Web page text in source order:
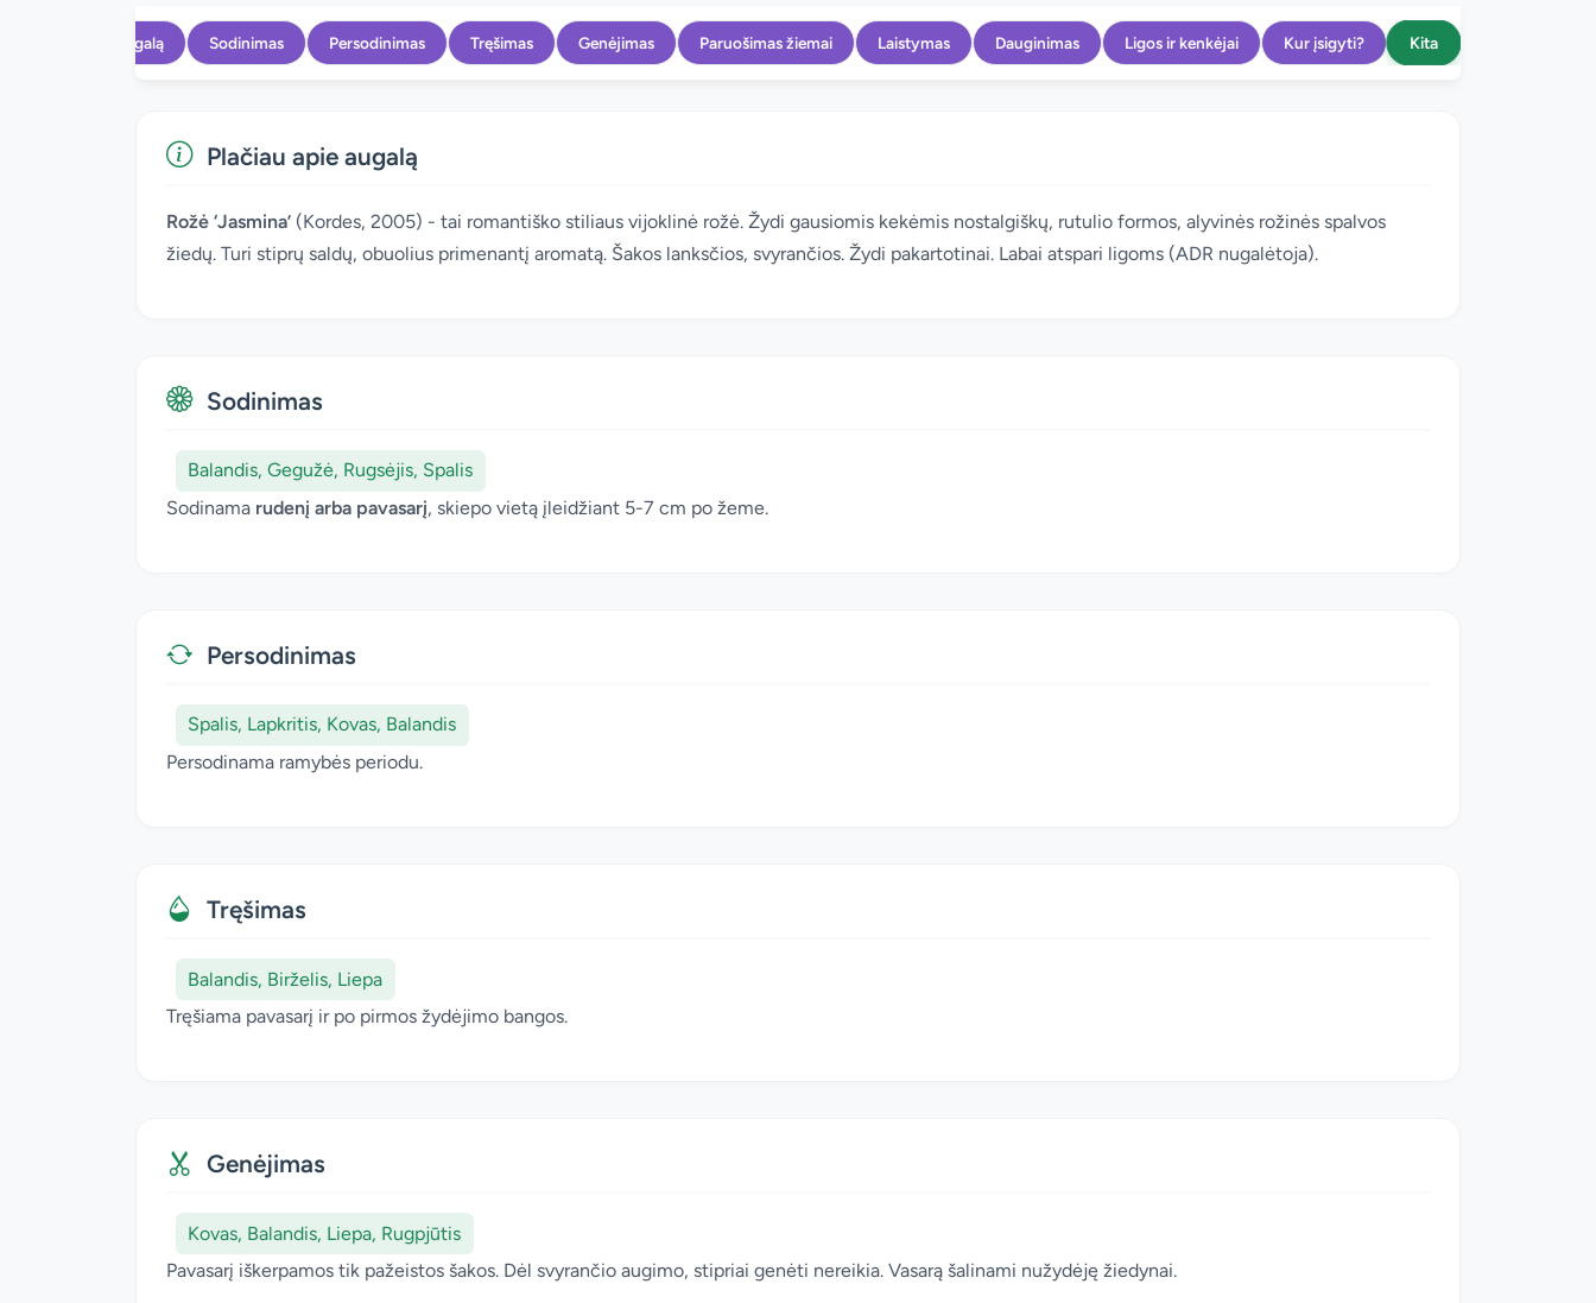
Apie augalą Sodinimas Persodinimas Tręšimas Genėjimas Paruošimas žiemai Laistymas Dauginimas Ligos ir kenkėjai Kur įsigyti? Kita
Plačiau apie augalą
Rožė ‘Jasmina’ (Kordes, 2005) - tai romantiško stiliaus vijoklinė rožė. Žydi gausiomis kekėmis nostalgiškų, rutulio formos, alyvinės rožinės spalvos
žiedų. Turi stiprų saldų, obuolius primenantį aromatą. Šakos lanksčios, svyrančios. Žydi pakartotinai. Labai atspari ligoms (ADR nugalėtoja).
Sodinimas
Balandis, Gegužė, Rugsėjis, Spalis
Sodinama rudenį arba pavasarį, skiepo vietą įleidžiant 5-7 cm po žeme.
Persodinimas
Spalis, Lapkritis, Kovas, Balandis
Persodinama ramybės periodu.
Tręšimas
Balandis, Birželis, Liepa
Tręšiama pavasarį ir po pirmos žydėjimo bangos.
Genėjimas
Kovas, Balandis, Liepa, Rugpjūtis
Pavasarį iškerpamos tik pažeistos šakos. Dėl svyrančio augimo, stipriai genėti nereikia. Vasarą šalinami nužydėję žiedynai.